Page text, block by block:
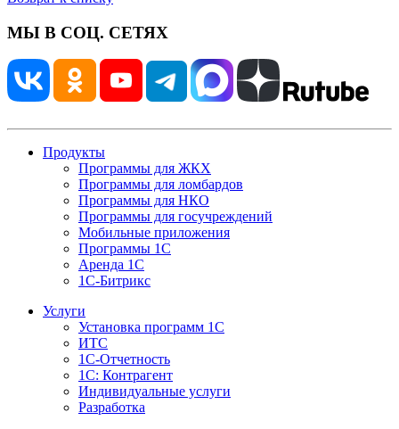
МЫ В СОЦ. СЕТЯХ
Продукты
Программы для ЖКХ
Программы для ломбардов
Программы для НКО
Программы для госучреждений
Мобильные приложения
Программы 1С
Аренда 1С
1С-Битрикс
Услуги
Установка программ 1С
ИТС
1С-Отчетность
1С: Контрагент
Индивидуальные услуги
Разработка